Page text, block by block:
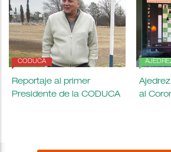
CODUCA
Reportaje al primer
Presidente de la CODUCA
al